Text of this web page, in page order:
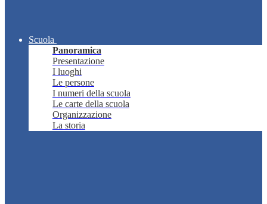
Scuola
Panoramica
Presentazione
I luoghi
Le persone
I numeri della scuola
Le carte della scuola
Organizzazione
La storia